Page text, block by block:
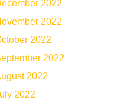
2022
2022
2022
2022
2022
2022